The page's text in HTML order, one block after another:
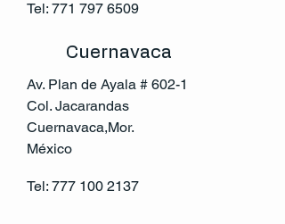
Tel: 771 797 6509
Cuernavaca
Av. Plan de Ayala # 602-1
Col. Jacarandas
Cuernavaca,Mor.
México
Tel: 777 100 2137